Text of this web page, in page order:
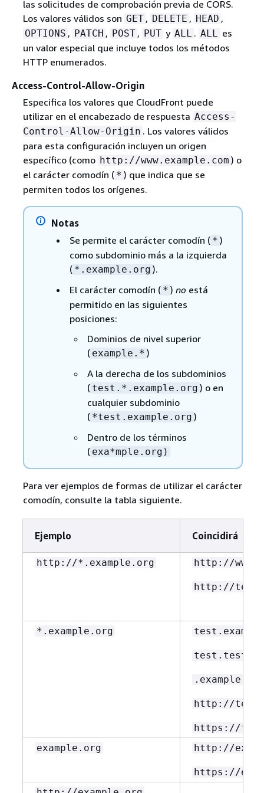
las solicitudes de comprobación previa de CORS.
Los valores válidos son GET , DELETE , HEAD ,
OPTIONS , PATCH , POST , PUT y ALL . ALL es
un valor especial que incluye todos los métodos
HTTP enumerados.
Access-Control-Allow-Origin
Especifica los valores que CloudFront puede
utilizar en el encabezado de respuesta Access-
Control-Allow-Origin . Los valores válidos
para esta configuración incluyen un origen
específico (como http://www.example.com ) o
el carácter comodín ( * ) que indica que se
permiten todos los orígenes.
Notas
Se permite el carácter comodín ( * )
como subdominio más a la izquierda
( *.example.org ).
El carácter comodín ( * ) no está
permitido en las siguientes
posiciones:
Dominios de nivel superior
( example.* )
A la derecha de los subdominios
( test.*.example.org ) o en
cualquier subdominio
( *test.example.org )
Dentro de los términos
( exa*mple.org)
Para ver ejemplos de formas de utilizar el carácter
comodín, consulte la tabla siguiente.
Ejemplo Coincidirá
http://*.example.org http://
http://
*.example.org
.example.org
http://
https://
example.org
http://
https://